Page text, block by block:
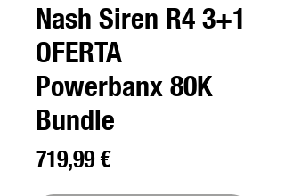
Nash Siren R4 3+1
OFERTA
Powerbanx 80K
Bundle
719,99 €Precio